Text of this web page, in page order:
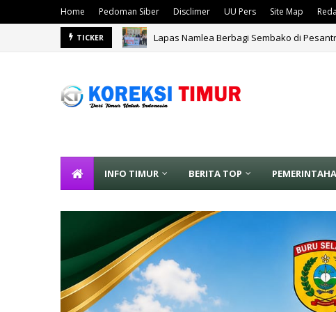
Home Pedoman Siber Disclimer UU Pers Site Map
TICKER
Lapas Namlea Berbagi Sembako di
Lindungi Lahan Pertanian dari Risiko
INFO TIMUR BERITA TOP